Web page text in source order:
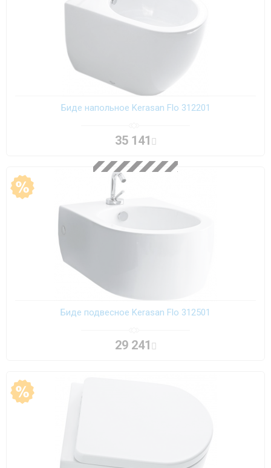
Биде напольное Kerasan Flo 312201
35 141
Биде подвесное Kerasan Flo 312501
29 241